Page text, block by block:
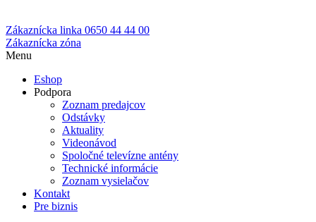
Zákaznícka linka 0650 44 44 00
Zákaznícka zóna
Menu
Eshop
Podpora
Zoznam predajcov
Odstávky
Aktuality
Videonávod
Spoločné televízne antény
Technické informácie
Zoznam vysielačov
Kontakt
Pre biznis